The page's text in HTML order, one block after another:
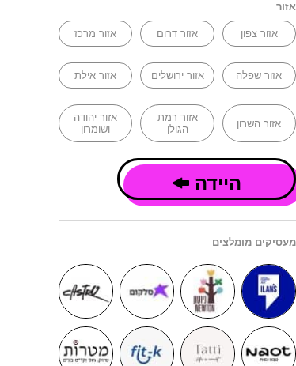
אזור
אזור צפון אזור דרום אזור מרכז
אזור שפלה אזור ירושלים אזור אילת
אזור השרון
אזור רמת
הגולן
אזור יהודה
ושומרון
היידה
מעסיקים מומלצים